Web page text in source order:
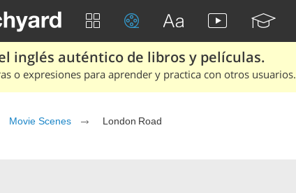
inglés auténtico de libros y películas.
o expresiones para aprender y practica con otros usuarios.
Movie Scenes London Road